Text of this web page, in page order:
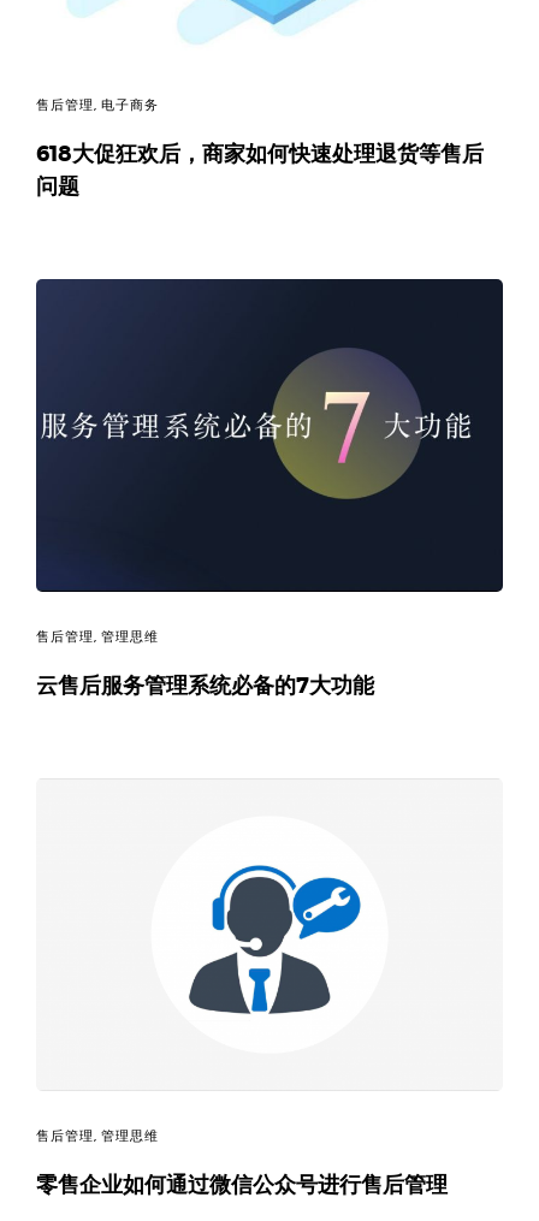
售后管理, 电子商务
618大促狂欢后，商家如何快速处理退货等售后
问题
售后管理, 管理思维
云售后服务管理系统必备的7大功能
售后管理, 管理思维
零售企业如何通过微信公众号进行售后管理